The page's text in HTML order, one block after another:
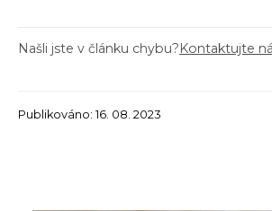
Našli jste v článku chybu?Kontaktujte
Publikováno: 16. 08. 2023